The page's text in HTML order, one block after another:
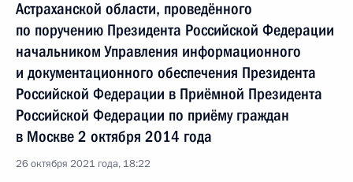
Астраханской области, проведённого
по поручению Президента Российской Федерации
начальником Управления информационного
и документационного обеспечения Президента
Российской Федерации в Приёмной Президента
Российской Федерации по приёму граждан
в Москве 2 октября 2014 года
26 октября 2021 года, 18:22